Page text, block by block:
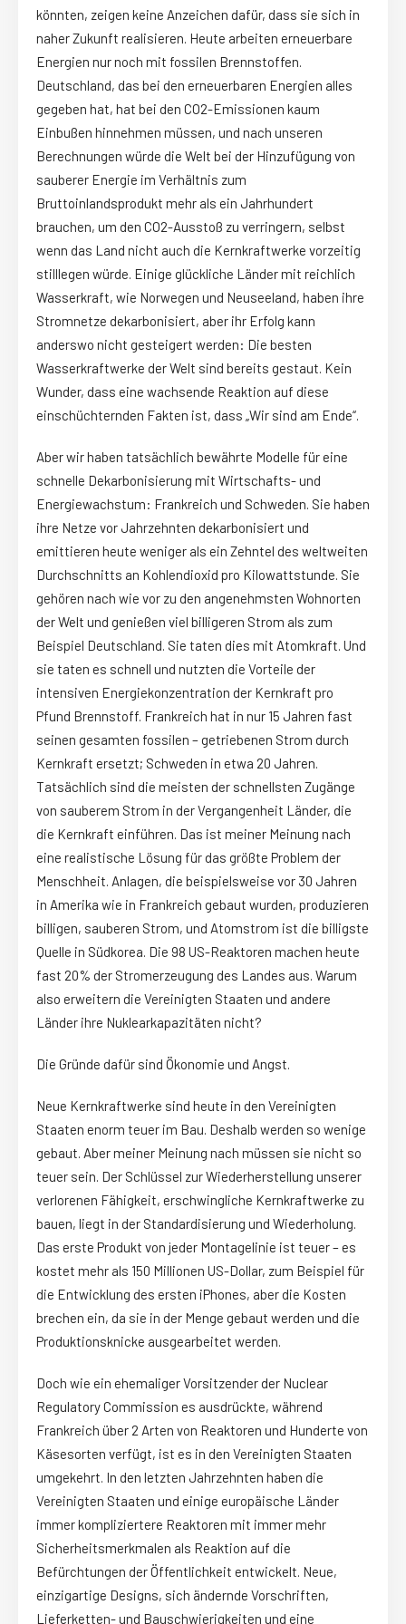
könnten, zeigen keine Anzeichen dafür, dass sie sich in
naher Zukunft realisieren. Heute arbeiten erneuerbare
Energien nur noch mit fossilen Brennstoffen.
Deutschland, das bei den erneuerbaren Energien alles
gegeben hat, hat bei den CO2-Emissionen kaum
Einbußen hinnehmen müssen, und nach unseren
Berechnungen würde die Welt bei der Hinzufügung von
sauberer Energie im Verhältnis zum
Bruttoinlandsprodukt mehr als ein Jahrhundert
brauchen, um den CO2-Ausstoß zu verringern, selbst
wenn das Land nicht auch die Kernkraftwerke vorzeitig
stilllegen würde. Einige glückliche Länder mit reichlich
Wasserkraft, wie Norwegen und Neuseeland, haben ihre
Stromnetze dekarbonisiert, aber ihr Erfolg kann
anderswo nicht gesteigert werden: Die besten
Wasserkraftwerke der Welt sind bereits gestaut. Kein
Wunder, dass eine wachsende Reaktion auf diese
einschüchternden Fakten ist, dass „Wir sind am Ende“.
Aber wir haben tatsächlich bewährte Modelle für eine
schnelle Dekarbonisierung mit Wirtschafts- und
Energiewachstum: Frankreich und Schweden. Sie haben
ihre Netze vor Jahrzehnten dekarbonisiert und
emittieren heute weniger als ein Zehntel des weltweiten
Durchschnitts an Kohlendioxid pro Kilowattstunde. Sie
gehören nach wie vor zu den angenehmsten Wohnorten
der Welt und genießen viel billigeren Strom als zum
Beispiel Deutschland. Sie taten dies mit Atomkraft. Und
sie taten es schnell und nutzten die Vorteile der
intensiven Energiekonzentration der Kernkraft pro
Pfund Brennstoff. Frankreich hat in nur 15 Jahren fast
seinen gesamten fossilen – getriebenen Strom durch
Kernkraft ersetzt; Schweden in etwa 20 Jahren.
Tatsächlich sind die meisten der schnellsten Zugänge
von sauberem Strom in der Vergangenheit Länder, die
die Kernkraft einführen. Das ist meiner Meinung nach
eine realistische Lösung für das größte Problem der
Menschheit. Anlagen, die beispielsweise vor 30 Jahren
in Amerika wie in Frankreich gebaut wurden, produzieren
billigen, sauberen Strom, und Atomstrom ist die billigste
Quelle in Südkorea. Die 98 US-Reaktoren machen heute
fast 20% der Stromerzeugung des Landes aus. Warum
also erweitern die Vereinigten Staaten und andere
Länder ihre Nuklearkapazitäten nicht?
Die Gründe dafür sind Ökonomie und Angst.
Neue Kernkraftwerke sind heute in den Vereinigten
Staaten enorm teuer im Bau. Deshalb werden so wenige
gebaut. Aber meiner Meinung nach müssen sie nicht so
teuer sein. Der Schlüssel zur Wiederherstellung unserer
verlorenen Fähigkeit, erschwingliche Kernkraftwerke zu
bauen, liegt in der Standardisierung und Wiederholung.
Das erste Produkt von jeder Montagelinie ist teuer – es
kostet mehr als 150 Millionen US-Dollar, zum Beispiel für
die Entwicklung des ersten iPhones, aber die Kosten
brechen ein, da sie in der Menge gebaut werden und die
Produktionsknicke ausgearbeitet werden.
Doch wie ein ehemaliger Vorsitzender der Nuclear
Regulatory Commission es ausdrückte, während
Frankreich über 2 Arten von Reaktoren und Hunderte von
Käsesorten verfügt, ist es in den Vereinigten Staaten
umgekehrt. In den letzten Jahrzehnten haben die
Vereinigten Staaten und einige europäische Länder
immer kompliziertere Reaktoren mit immer mehr
Sicherheitsmerkmalen als Reaktion auf die
Befürchtungen der Öffentlichkeit entwickelt. Neue,
einzigartige Designs, sich ändernde Vorschriften,
Lieferketten- und Bauschwierigkeiten und eine